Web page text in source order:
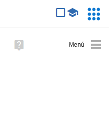
avanzada
Ayuda
(en